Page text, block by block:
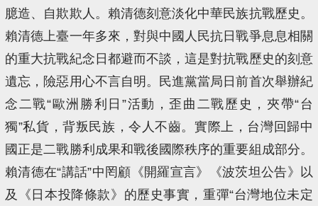
臆造、自欺欺人。賴清德刻意淡化中華民族抗戰歷史。
賴清德上臺一年多來，對與中國人民抗日戰爭息息相關
的重大抗戰紀念日都避而不談，這是對抗戰歷史的刻意
遺忘，險惡用心不言自明。民進黨當局日前首次舉辦紀
念二戰“歐洲勝利日”活動，歪曲二戰歷史，夾帶“台
獨”私貨，背叛民族，令人不齒。實際上，台灣回歸中
國正是二戰勝利成果和戰後國際秩序的重要組成部分。
賴清德在“講話”中罔顧《開羅宣言》《波茨坦公告》以
及《日本投降條款》的歷史事實，重彈“台灣地位未定